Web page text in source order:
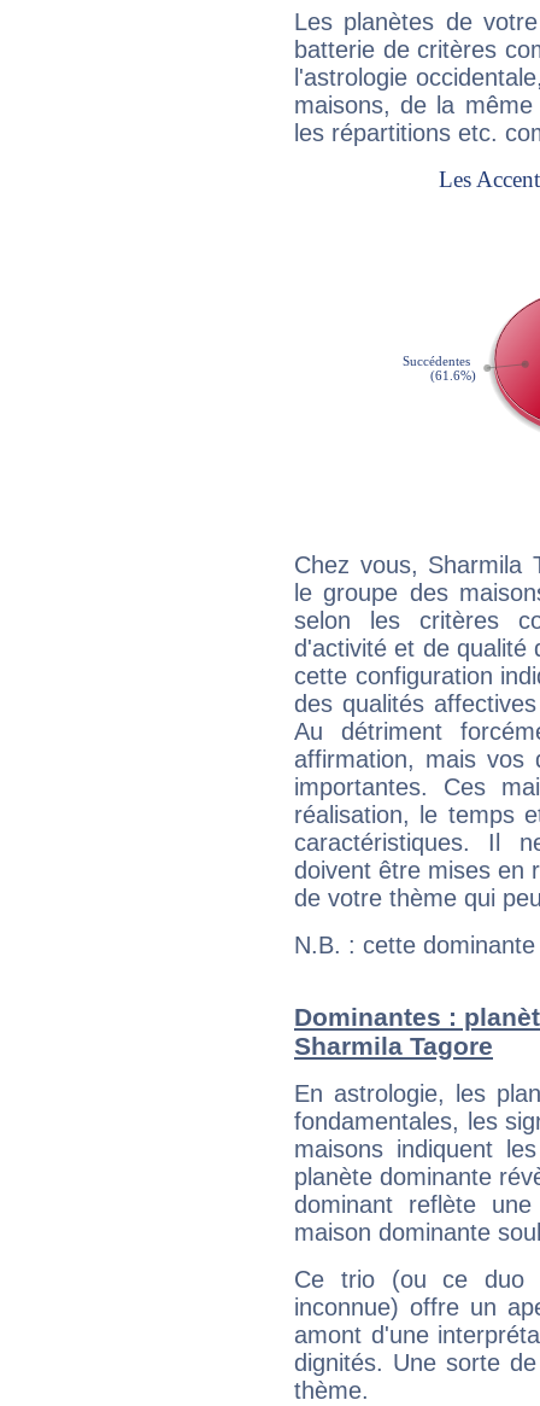
Les planètes de
batterie de critères
l'astrologie
maisons, de la
les répartitions etc.
Chez vous, Sharmila
le groupe des
selon les critères
d'activité et de qualité
cette configuration
des qualités
Au détriment
affirmation, mais
importantes. Ces
réalisation, le temps
caractéristiques. Il
doivent être mises en
de votre thème qui
N.B. : cette
Dominantes :
Sharmila Tagore
En astrologie, les
fondamentales, les
maisons indiquent
planète dominante
dominant reflète
maison dominante
Ce trio (ou ce duo
inconnue) offre un
amont d'une
dignités. Une sorte
thème.